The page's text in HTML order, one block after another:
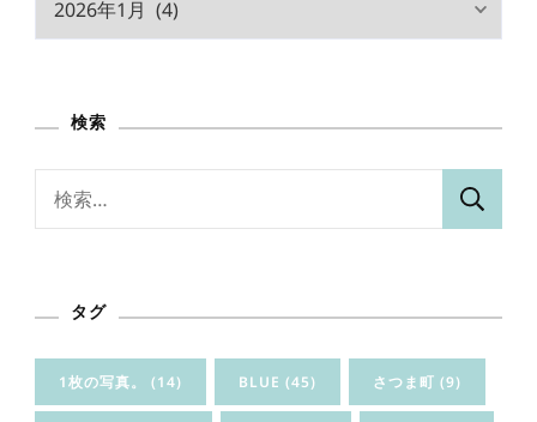
ブ
検索
タグ
1枚の写真。 (14) BLUE (45) さつま町 (9)